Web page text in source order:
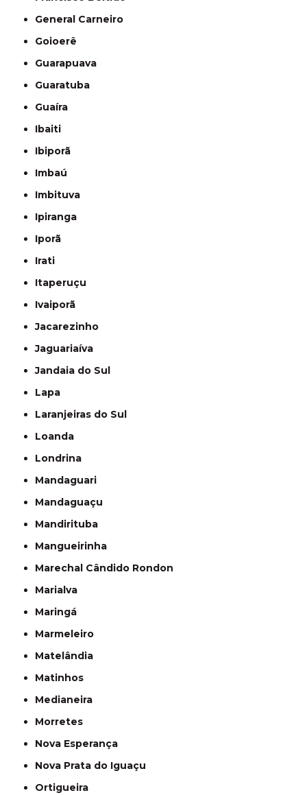
General Carneiro
Goioerê
Guarapuava
Guaratuba
Guaíra
Ibaiti
Ibiporã
Imbaú
Imbituva
Ipiranga
Iporã
Irati
Itaperuçu
Ivaiporã
Jacarezinho
Jaguariaíva
Jandaia do Sul
Lapa
Laranjeiras do Sul
Loanda
Londrina
Mandaguari
Mandaguaçu
Mandirituba
Mangueirinha
Marechal Cândido Rondon
Marialva
Maringá
Marmeleiro
Matelândia
Matinhos
Medianeira
Morretes
Nova Esperança
Nova Prata do Iguaçu
Ortigueira